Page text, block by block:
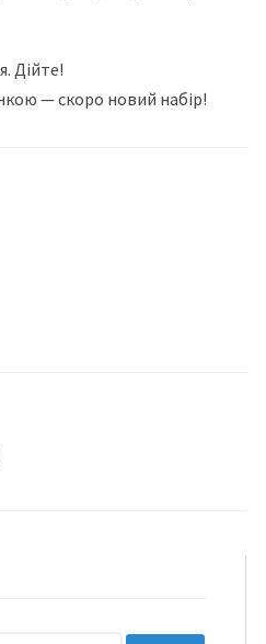
Дійте!
— скоро новий набір!